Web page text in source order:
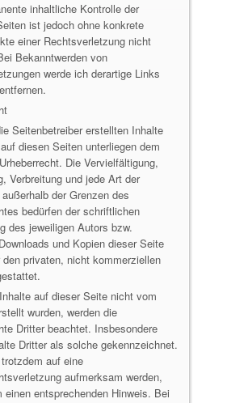
inhaltliche Kontrolle der
ist jedoch ohne konkrete
einer Rechtsverletzung nicht
Bekanntwerden von
werde ich derartige Links
Seitenbetreiber erstellten Inhalte
diesen Seiten unterliegen dem
Die Vervielfältigung,
Verbreitung und jede Art der
der Grenzen des
bedürfen der schriftlichen
des jeweiligen Autors bzw.
und Kopien dieser Seite
privaten, nicht kommerziellen
auf dieser Seite nicht vom
wurden, werden die
Dritter beachtet. Insbesondere
Dritter als solche gekennzeichnet.
auf eine
aufmerksam werden,
einen entsprechenden Hinweis. Bei